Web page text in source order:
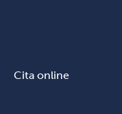
Cita online